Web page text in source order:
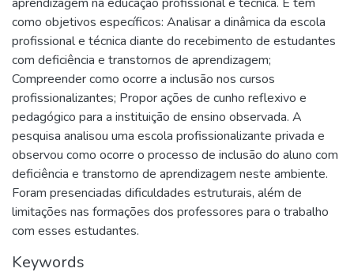
como objetivos específicos: Analisar a dinâmica da escola
profissional e técnica diante do recebimento de estudantes
com deficiência e transtornos de aprendizagem;
Compreender como ocorre a inclusão nos cursos
profissionalizantes; Propor ações de cunho reflexivo e
pedagógico para a instituição de ensino observada. A
pesquisa analisou uma escola profissionalizante privada e
observou como ocorre o processo de inclusão do aluno com
deficiência e transtorno de aprendizagem neste ambiente.
Foram presenciadas dificuldades estruturais, além de
limitações nas formações dos professores para o trabalho
com esses estudantes.
Keywords